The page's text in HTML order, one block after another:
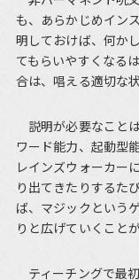
も、あらかじめイン
明しておけば、何か
てもらいやすくなる
合は、唱える適切な
説明が必要なこと
ワード能力、起動型
レインズウォーカー
り出てきたりするた
ば、マジックという
りと広げていくこと
ティーチングで最